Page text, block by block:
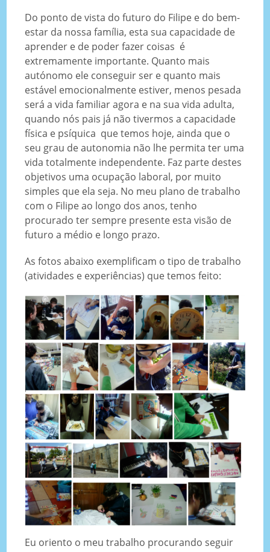
Do ponto de vista do futuro do Filipe e do bem-
estar da nossa família, esta sua capacidade de
aprender e de poder fazer coisas é
extremamente importante. Quanto mais
autónomo ele conseguir ser e quanto mais
estável emocionalmente estiver, menos pesada
será a vida familiar agora e na sua vida adulta,
quando nós pais já não tivermos a capacidade
física e psíquica que temos hoje, ainda que o
seu grau de autonomia não lhe permita ter uma
vida totalmente independente. Faz parte destes
objetivos uma ocupação laboral, por muito
simples que ela seja. No meu plano de trabalho
com o Filipe ao longo dos anos, tenho
procurado ter sempre presente esta visão de
futuro a médio e longo prazo.
As fotos abaixo exemplificam o tipo de trabalho
(atividades e experiências) que temos feito:
Eu oriento o meu trabalho procurando seguir